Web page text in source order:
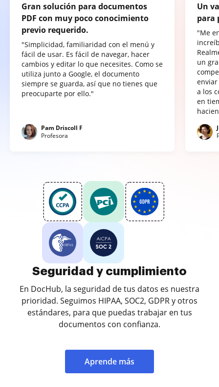
Gran solución para documentos
PDF con muy poco conocimiento
previo requerido.
"Simplicidad, familiaridad con el menú y
fácil de usar. Es fácil de navegar, hacer
cambios y editar lo que necesites. Como se
utiliza junto a Google, el documento
siempre se guarda, así que no tienes que
preocuparte por ello."
Pam Driscoll F
Profesora
Un
para
"Me
un
a los
en
Seguridad y cumplimiento
En DocHub, la seguridad de tus datos es nuestra
prioridad. Seguimos HIPAA, SOC2, GDPR y otros
estándares, para que puedas trabajar en tus
documentos con confianza.
Aprende más